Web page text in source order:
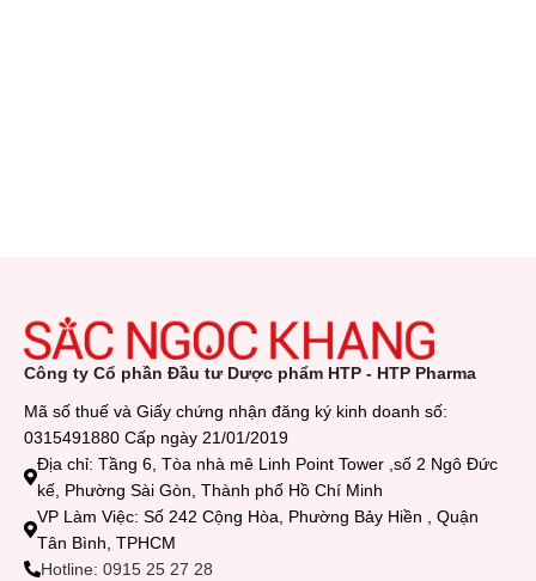
Công ty Cổ phần Đầu tư Dược phẩm HTP - HTP Pharma
Mã số thuế và Giấy chứng nhận đăng ký kinh doanh số:
0315491880 Cấp ngày 21/01/2019
Địa chỉ: Tầng 6, Tòa nhà mê Linh Point Tower ,số 2 Ngô Đức
kế, Phường Sài Gòn, Thành phố Hồ Chí Minh
VP Làm Việc: Số 242 Cộng Hòa, Phường Bảy Hiền , Quận
Tân Bình, TPHCM
Hotline: 0915 25 27 28